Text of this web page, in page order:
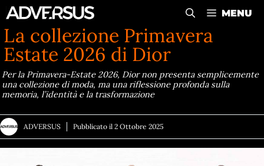
Vai
al
contenuto
MENU
La collezione Primavera
Estate 2026 di Dior
Per la Primavera-Estate 2026, Dior non presenta semplicemente
una collezione di moda, ma una riflessione profonda sulla
memoria, l’identità e la trasformazione
ADVERSUS Pubblicato il 2 Ottobre 2025